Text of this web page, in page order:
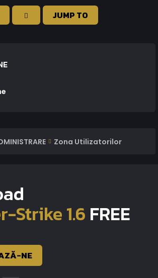
JUMP TO
Zona Utilizatorilor
Strike 1.6 FREE
NE